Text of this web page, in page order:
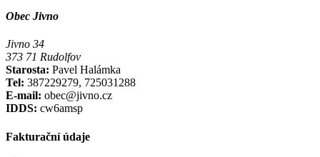
Obec Jivno
Jivno 34
373 71 Rudolfov
Starosta: Pavel Halámka
Tel: 387229279, 725031288
E-mail: obec@jivno.cz
IDDS: cw6amsp
Fakturační údaje